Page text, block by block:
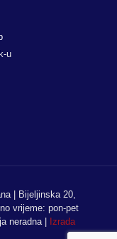
u
| Bijeljinska 20,
vrijeme: pon-pet
neradna |
Izrada